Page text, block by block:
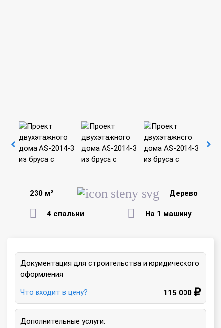
230 м² Дерево
4 спальни На 1 машину
Документация для строительства и юридического
оформления
Что входит в цену? 115 000
Дополнительные услуги: